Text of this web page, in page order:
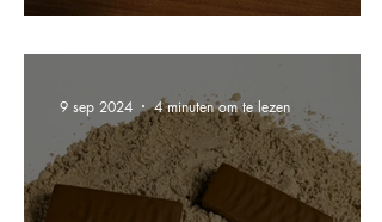
gewichtstoename
9 sep 2024 4 minuten om te lezen